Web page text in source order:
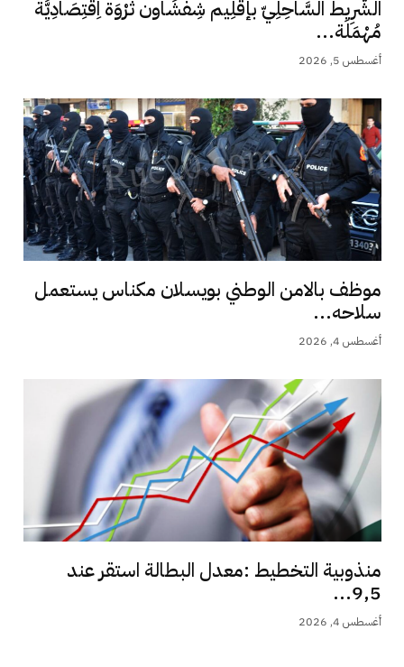
الشَّرِيط السَّاحِلِيّ بإقْلِيم شِفْشَاون ثَرْوَة اِقْتِصَادِيَّة
مُهْمَلَة...
أغسطس 5, 2026
موظف بالامن الوطني بويسلان مكناس يستعمل
سلاحه...
أغسطس 4, 2026
منذوبية التخطيط :معدل البطالة استقر عند
9,5...
أغسطس 4, 2026